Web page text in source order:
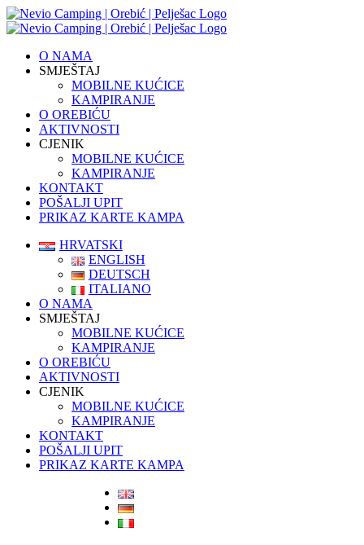
Skip
to
O NAMA
SMJEŠTAJ
MOBILNE KUĆICE
KAMPIRANJE
O OREBIĆU
AKTIVNOSTI
CJENIK
MOBILNE KUĆICE
KAMPIRANJE
KONTAKT
POŠALJI UPIT
PRIKAZ KARTE KAMPA
HRVATSKI
ENGLISH
DEUTSCH
ITALIANO
O NAMA
SMJEŠTAJ
MOBILNE KUĆICE
KAMPIRANJE
O OREBIĆU
AKTIVNOSTI
CJENIK
MOBILNE KUĆICE
KAMPIRANJE
KONTAKT
POŠALJI UPIT
PRIKAZ KARTE KAMPA